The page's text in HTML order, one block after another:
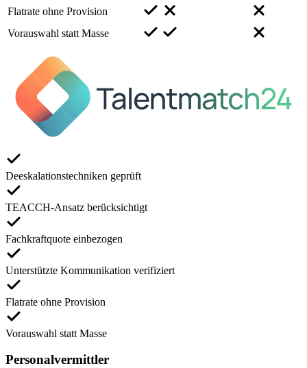
Flatrate ohne Provision
Vorauswahl statt Masse
Deeskalationstechniken geprüft
TEACCH-Ansatz berücksichtigt
Fachkraftquote einbezogen
Unterstützte Kommunikation verifiziert
Flatrate ohne Provision
Vorauswahl statt Masse
Personalvermittler